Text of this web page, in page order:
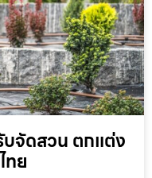
บจัดสวน ตกแต่ง
ทย